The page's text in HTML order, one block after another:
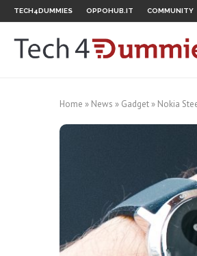
TECH4DUMMIES OPPOHUB.IT COMMUNITY
Home » News » Gadget » Nokia